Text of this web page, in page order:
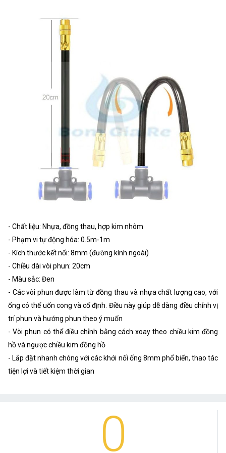
- Chất liệu: Nhựa, đồng thau, hợp kim nhôm
- Phạm vi tự động hóa: 0.5m-1m
- Kích thước kết nối: 8mm (đường kính ngoài)
- Chiều dài vòi phun: 20cm
- Màu sắc: Đen
- Các vòi phun được làm từ đồng thau và nhựa chất lượng cao, với
ống có thể uốn cong và cố định. Điều này giúp dễ dàng điều chỉnh vị
trí phun và hướng phun theo ý muốn
- Vòi phun có thể điều chỉnh bằng cách xoay theo chiều kim đồng
hồ và ngược chiều kim đồng hồ
- Lắp đặt nhanh chóng với các khới nối ống 8mm phổ biến, thao tác
tiện lợi và tiết kiệm thời gian
0